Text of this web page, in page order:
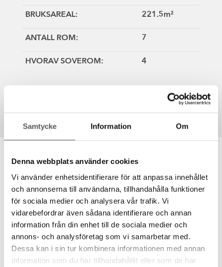
Samtycke Information Om
Denna webbplats använder cookies
Vi använder enhetsidentifierare för att anpassa innehållet
och annonserna till användarna, tillhandahålla funktioner
för sociala medier och analysera vår trafik. Vi
vidarebefordrar även sådana identifierare och annan
information från din enhet till de sociala medier och
annons- och analysföretag som vi samarbetar med.
Dessa kan i sin tur kombinera informationen med annan
information som du har tillhandahållit eller som de har
BRUKSAREAL: 221.5m²
ANTALL ROM: 7
HVORAV SOVEROM: 4
SPOVEN
@sofiawictorsson
Planløsning